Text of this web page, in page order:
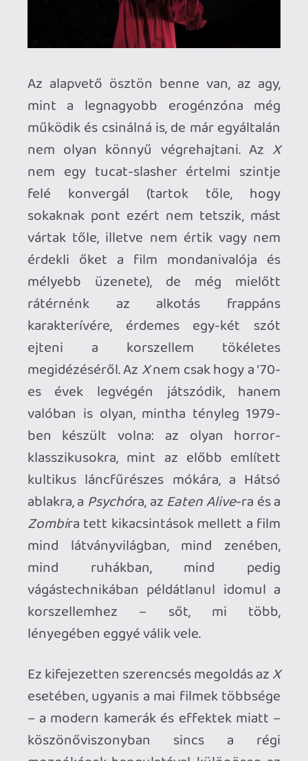
Pearl valaha volt önmagát látja Maxine-
ben, Maxine pedig saját lehetséges
jövőjét fedezi fel a megkeseredett
öregasszonyban. Hiába áltatja magát,
hogy sztár lesz, hiába mondja, hogy nem
fogad el olyan életet, amit nem érdemel
meg, benne van a pakliban, hogy őt is
elfelejtik ha kiöregszik, és így
gyakorlatilag ugyanoda jut, mint Pearl. Ez
viszont már egy másik történet. Az
bemutatott Pearlben, a főhősnő további
sorsát pedig a tavaly mozikba került
MaXXXine-ben ismerhetjük meg – de
egyiket sem úgy, ahogyan azt gondolnád!